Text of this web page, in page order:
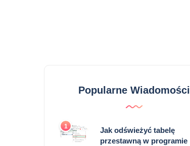
Popularne Wiadomości
1
Jak odświeżyć tabelę
przestawną w programie